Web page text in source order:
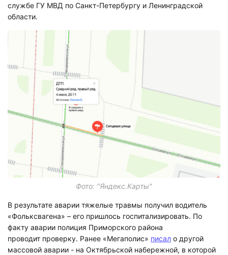
службе ГУ МВД по Санкт-Петербургу и Ленинградской
области.
Фото: "Яндекс.Карты"
В результате аварии тяжелые травмы получил водитель
«Фольксвагена» – его пришлось госпитализировать. По
факту аварии полиция Приморского района
проводит проверку. Ранее «Мегаполис» писал о другой
массовой аварии - на Октябрьской набережной, в которой